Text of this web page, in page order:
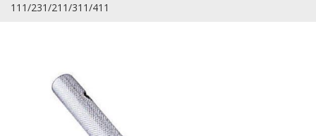
111/231/211/311/411